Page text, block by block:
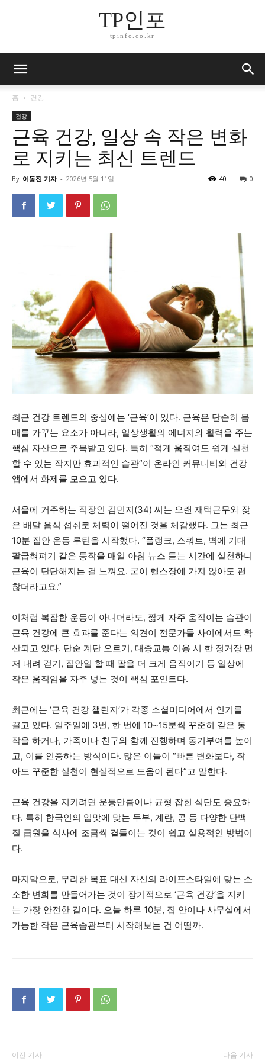
TP인포
tpinfo.co.kr
홈 건강
건강
근육 건강, 일상 속 작은 변화
로 지키는 최신 트렌드
By 이동진 기자 - 2026년 5월 11일 0
40
최근 건강 트렌드의 중심에는 ‘근육’이 있다. 근육은 단순히 몸
매를 가꾸는 요소가 아니라, 일상생활의 에너지와 활력을 주는
핵심 자산으로 주목받고 있다. 특히 “적게 움직여도 쉽게 실천
할 수 있는 작지만 효과적인 습관”이 온라인 커뮤니티와 건강
앱에서 화제를 모으고 있다.
서울에 거주하는 직장인 김민지(34) 씨는 오랜 재택근무와 잦
은 배달 음식 섭취로 체력이 떨어진 것을 체감했다. 그는 최근
10분 집안 운동 루틴을 시작했다. “플랭크, 스쿼트, 벽에 기대
팔굽혀펴기 같은 동작을 매일 아침 뉴스 듣는 시간에 실천하니
근육이 단단해지는 걸 느껴요. 굳이 헬스장에 가지 않아도 괜
찮더라고요.”
이처럼 복잡한 운동이 아니더라도, 짧게 자주 움직이는 습관이
근육 건강에 큰 효과를 준다는 의견이 전문가들 사이에서도 확
산되고 있다. 단순 계단 오르기, 대중교통 이용 시 한 정거장 먼
저 내려 걷기, 집안일 할 때 팔을 더 크게 움직이기 등 일상에
작은 움직임을 자주 넣는 것이 핵심 포인트다.
최근에는 ‘근육 건강 챌린지’가 각종 소셜미디어에서 인기를
끌고 있다. 일주일에 3번, 한 번에 10~15분씩 꾸준히 같은 동
작을 하거나, 가족이나 친구와 함께 진행하며 동기부여를 높이
고, 이를 인증하는 방식이다. 많은 이들이 “빠른 변화보다, 작
아도 꾸준한 실천이 현실적으로 도움이 된다”고 말한다.
근육 건강을 지키려면 운동만큼이나 균형 잡힌 식단도 중요하
다. 특히 한국인의 입맛에 맞는 두부, 계란, 콩 등 다양한 단백
질 급원을 식사에 조금씩 곁들이는 것이 쉽고 실용적인 방법이
다.
마지막으로, 무리한 목표 대신 자신의 라이프스타일에 맞는 소
소한 변화를 만들어가는 것이 장기적으로 ‘근육 건강’을 지키
는 가장 안전한 길이다. 오늘 하루 10분, 집 안이나 사무실에서
가능한 작은 근육습관부터 시작해보는 건 어떨까.
이전 기사 다음 기사